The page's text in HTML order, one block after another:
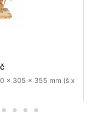
x 305 x 355 mm (š x